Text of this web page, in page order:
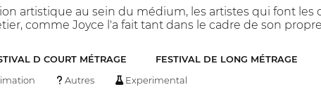
artistique au sein du médium, les artistes qui font les
comme Joyce l'a fait tant dans le cadre de son
D COURT MÉTRAGE FESTIVAL DE LONG MÉTRAGE
Autres Experimental